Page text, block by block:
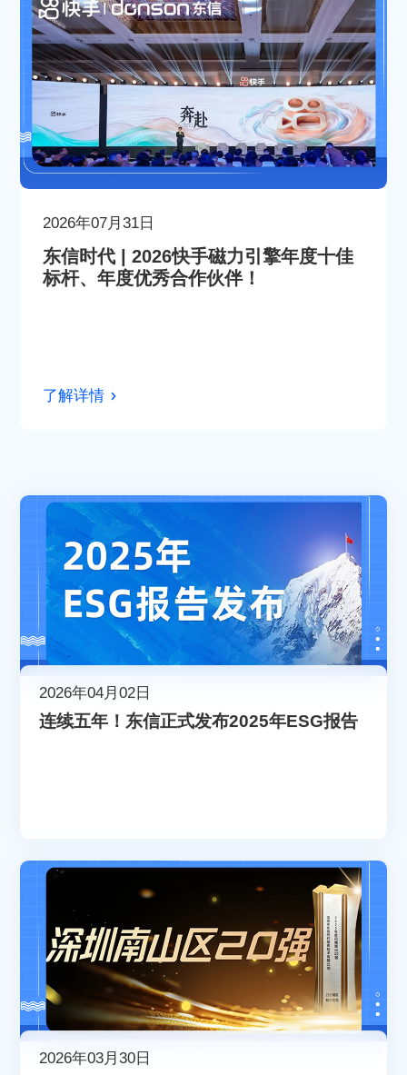
2026年07月31日
东信时代 | 2026快手磁力引擎年度十佳
标杆、年度优秀合作伙伴！
了解详情
2026年04月02日
连续五年！东信正式发布2025年ESG报告
2026年03月30日